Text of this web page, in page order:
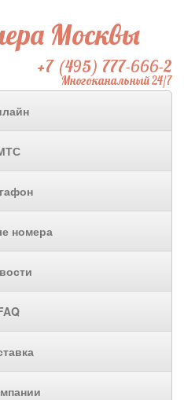
Москвы
+7 (495) 777-666-2
Многоканальный 24/7
номера